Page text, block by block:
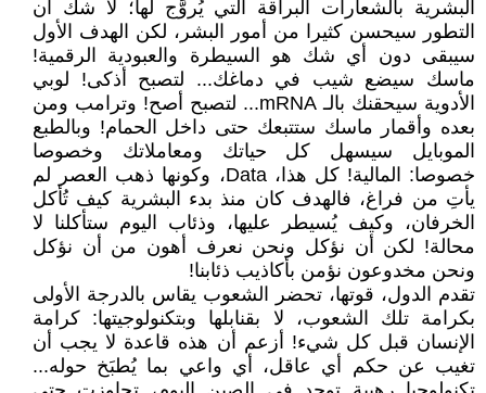
البشرية بالشعارات البراقة التي يُروَّج لها؛ لا شك أن
التطور سيحسن كثيرا من أمور البشر، لكن الهدف الأول
سيبقى دون أي شك هو السيطرة والعبودية الرقمية!
ماسك سيضع شيب في دماغك... لتصبح أذكى! لوبي
الأدوية سيحقنك بالـ mRNA... لتصبح أصح! وترامب ومن
بعده وأقمار ماسك ستتبعك حتى داخل الحمام! وبالطبع
الموبايل سيسهل كل حياتك ومعاملاتك وخصوصا
خصوصا: المالية! كل هذا، Data، وكونها ذهب العصر لم
يأتِ من فراغ، فالهدف كان منذ بدء البشرية كيف تُأكل
الخرفان، وكيف يُسيطر عليها، وذئاب اليوم ستأكلنا لا
محالة! لكن أن نؤكل ونحن نعرف أهون من أن نؤكل
ونحن مخدوعون نؤمن بأكاذيب ذئابنا!
تقدم الدول، قوتها، تحضر الشعوب يقاس بالدرجة الأولى
بكرامة تلك الشعوب، لا بقنابلها وبتكنولوجيتها: كرامة
الإنسان قبل كل شيء! أزعم أن هذه قاعدة لا يجب أن
تغيب عن حكم أي عاقل، أي واعي بما يُطبَخ حوله...